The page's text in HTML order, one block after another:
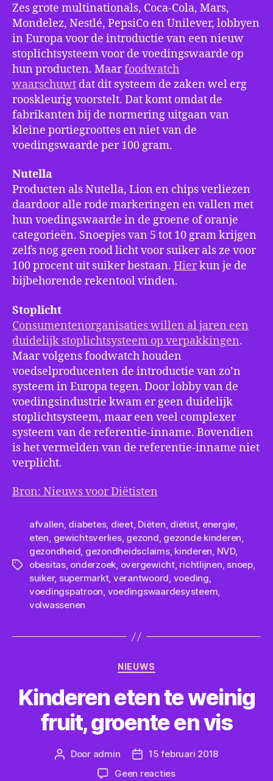
Zes grote multinationals, Coca-Cola, Mars,
Mondelez, Nestlé, PepsiCo en Unilever, lobbyen
in Europa voor de introductie van een nieuw
stoplichtsysteem voor de voedingswaarde op
hun producten. Maarfoodwatch
waarschuwt dat dit systeem de zaken wel erg
rooskleurig voorstelt. Dat komt omdat de
fabrikanten bij de normering uitgaan van
kleine portiegroottes en niet van de
voedingswaarde per 100 gram.
Nutella
Producten als Nutella, Lion en chips verliezen
daardoor alle rode markeringen en vallen met
hun voedingswaarde in de groene of oranje
categorieën. Snoepjes van 5 tot 10 gram krijgen
zelfs nog geen rood licht voor suiker als ze voor
100 procent uit suiker bestaan. Hierkun je de
bijbehorende rekentool vinden.
Stoplicht
Consumentenorganisaties willen al jaren een
duidelijk stoplichtsysteem op verpakkingen.
Maar volgens foodwatch houden
voedselproducenten de introductie van zo’n
systeem in Europa tegen. Door lobby van de
voedingsindustrie kwam er geen duidelijk
stoplichtsysteem, maar een veel complexer
systeem van de referentie-inname. Bovendien
is het vermelden van de referentie-inname niet
verplicht.
Bron: Nieuws voor Diëtisten
Tags
afvallen, diabetes, dieet, Diëten, diëtist, energie,
eten, gewichtsverlies, gezond, gezonde kinderen,
gezondheid, gezondheidsclaims, kinderen, NVD,
obesitas, onderzoek, overgewicht, richtlijnen, snoep,
suiker, supermarkt, verantwoord, voeding,
voedingspatroon, voedingswaardesysteem,
volwassenen
Categorieën
NIEUWS
Kinderen eten te weinig
fruit, groente en vis
Berichtauteur
Door admin Berichtdatum
15 februari 2018
Geen reactiesop